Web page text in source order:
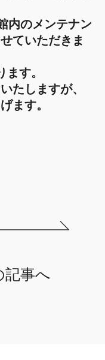
内のメンテナン
ていただきま
ます。
たしますが、
ます。
記事へ